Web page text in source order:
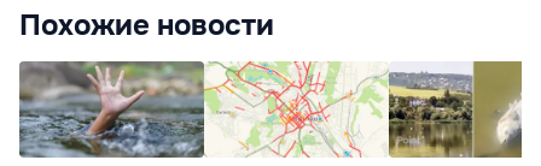
Похожие новости